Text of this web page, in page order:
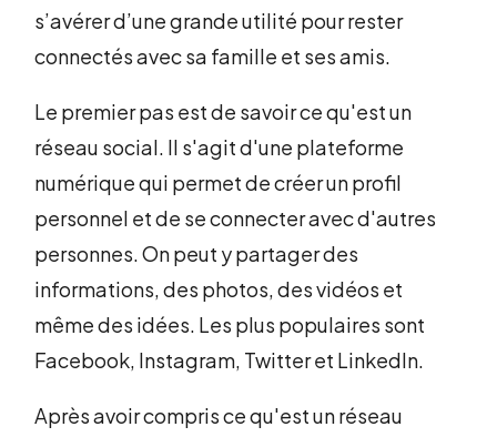
s’avérer d’une grande utilité pour rester
connectés avec sa famille et ses amis.
Le premier pas est de savoir ce qu'est un
réseau social. Il s'agit d'une plateforme
numérique qui permet de créer un profil
personnel et de se connecter avec d'autres
personnes. On peut y partager des
informations, des photos, des vidéos et
même des idées. Les plus populaires sont
Facebook, Instagram, Twitter et LinkedIn.
Après avoir compris ce qu'est un réseau